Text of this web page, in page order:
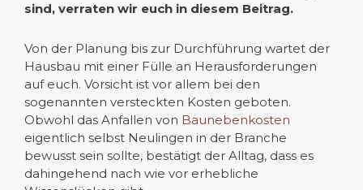
sind, verraten wir euch in diesem Beitrag.
Von der Planung bis zur Durchführung wartet der
Hausbau mit einer Fülle an Herausforderungen
auf euch. Vorsicht ist vor allem bei den
sogenannten versteckten Kosten geboten.
Obwohl das Anfallen von Baunebenkosten
eigentlich selbst Neulingen in der Branche
bewusst sein sollte, bestätigt der Alltag, dass es
dahingehend nach wie vor erhebliche